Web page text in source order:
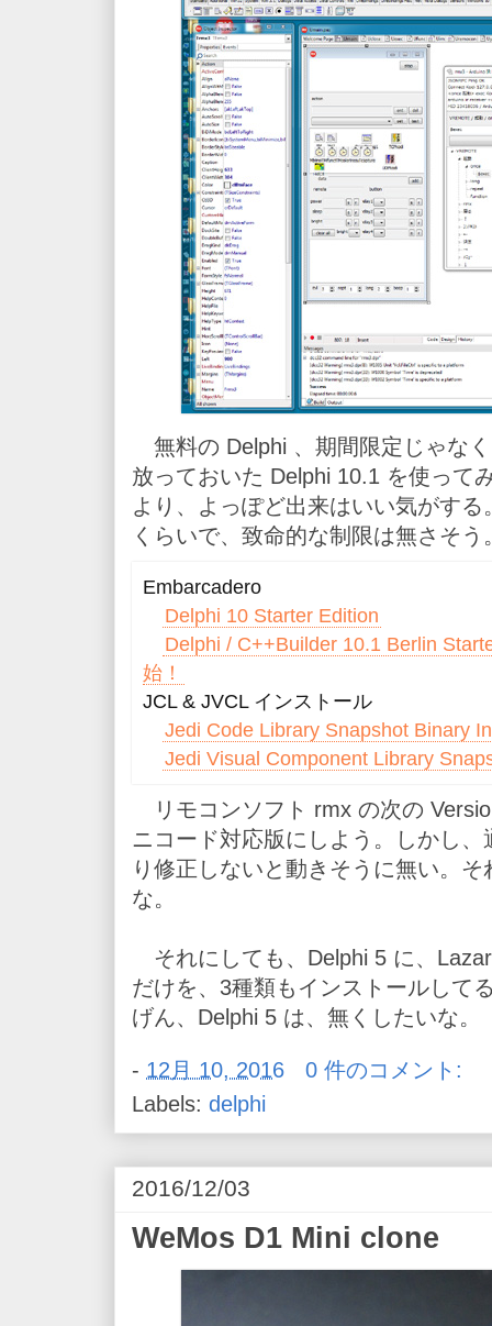
無料の Delphi 、期間限定じゃな
放っておいた Delphi 10.1 を使って
より、よっぽど出来はいい気がす
くらいで、致命的な制限は無さそう
Embarcadero
Delphi 10 Starter Edition
Delphi / C++Builder 10.1 Berlin
始！
JCL & JVCL インストール
Jedi Code Library Snapshot Binary
Jedi Visual Component Library
リモコンソフト rmx の次の
ニコード対応版にしよう。しかし
り修正しないと動きそうに無い。
な。
それにしても、Delphi 5 に、
だけを、3種類もインストールして
げん、Delphi 5 は、無くしたいな。
- 12月 10, 2016
0 件のコメント:
Labels: delphi
2016/12/03
WeMos D1 Mini clone